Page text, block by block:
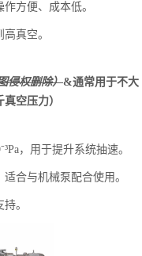
方便、成本低。
真空。
侵权删除）&通常用于不大
空压力）
，用于提升系统抽速。
合与机械泵配合使用。
。